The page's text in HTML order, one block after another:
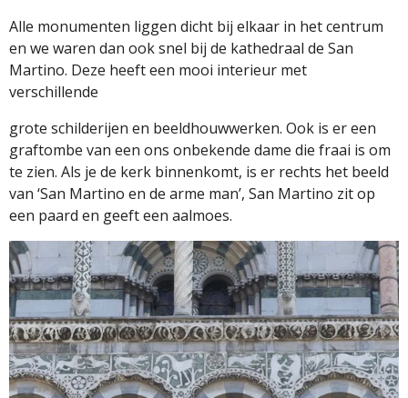
Alle monumenten liggen dicht bij elkaar in het centrum
en we waren dan ook snel bij de kathedraal de San
Martino. Deze heeft een mooi interieur met
verschillende
grote schilderijen en beeldhouwwerken. Ook is er een
graftombe van een ons onbekende dame die fraai is om
te zien. Als je de kerk binnenkomt, is er rechts het beeld
van ‘San Martino en de arme man’, San Martino zit op
een paard en geeft een aalmoes.